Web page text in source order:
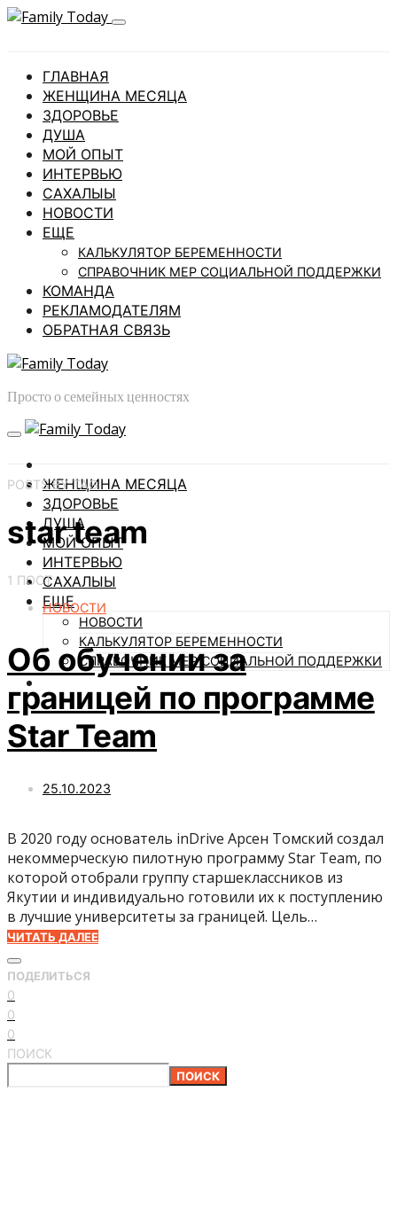
ГЛАВНАЯ
ЖЕНЩИНА МЕСЯЦА
ЗДОРОВЬЕ
ДУША
МОЙ ОПЫТ
ИНТЕРВЬЮ
САХАЛЫЫ
НОВОСТИ
ЕЩЕ
КАЛЬКУЛЯТОР БЕРЕМЕННОСТИ
СПРАВОЧНИК МЕР СОЦИАЛЬНОЙ ПОДДЕРЖКИ
КОМАНДА
РЕКЛАМОДАТЕЛЯМ
ОБРАТНАЯ СВЯЗЬ
Просто о семейных ценностях
ЖЕНЩИНА МЕСЯЦА
ЗДОРОВЬЕ
ДУША
МОЙ ОПЫТ
ИНТЕРВЬЮ
САХАЛЫЫ
ЕЩЕ
НОВОСТИ
КАЛЬКУЛЯТОР БЕРЕМЕННОСТИ
СПРАВОЧНИК МЕР СОЦИАЛЬНОЙ ПОДДЕРЖКИ
POSTS BY TAG
star team
1 ПОСТ
НОВОСТИ
Об обучении за
границей по программе
Star Team
25.10.2023
В 2020 году основатель inDrive Арсен Томский создал
некоммерческую пилотную программу Star Team, по
которой отобрали группу старшеклассников из
Якутии и индивидуально готовили их к поступлению
в лучшие университеты за границей. Цель…
ЧИТАТЬ ДАЛЕЕ
ПОДЕЛИТЬСЯ
0
0
0
ПОИСК
ПОИСК